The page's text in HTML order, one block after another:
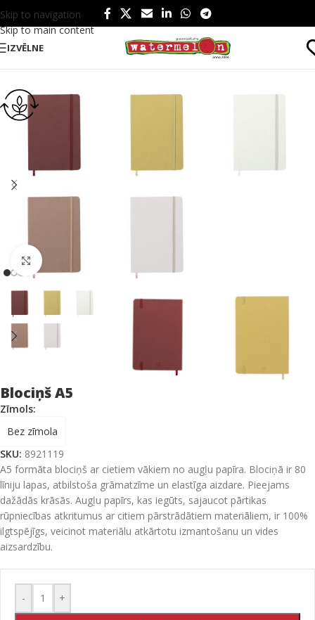
Skip to navigation
Skip to main content
IZVĒLNE
Sākums/ Birojam/ Blociņi
Click to enlarge
Blociņš A5
Zīmols:
Bez zīmola
SKU: 8921119
A5 formāta blociņš ar cietiem vākiem no augļu papīra. Blociņā ir 80
līniju lapas, atbilstoša grāmatzīme un elastīga aizdare. Pieejams
dažādās krāsās. Augļu papīrs, kas iegūts, sajaucot pārtikas
rūpniecības atkritumus ar citiem pārstrādātiem materiāliem, ir 100%
ilgtspējīgs, veicinot materiālu atkārtotu izmantošanu un vides
aizsardzību.
- +